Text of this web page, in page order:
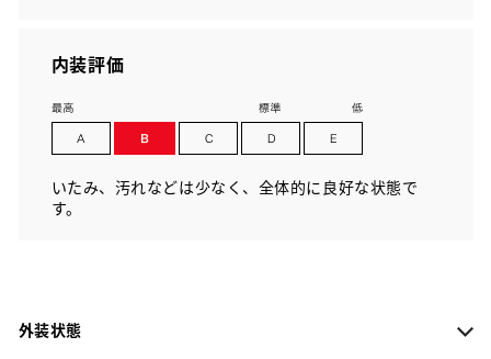
内装評価
いたみ、汚れなどは少なく、全体的に良好な状態で
す。
外装状態